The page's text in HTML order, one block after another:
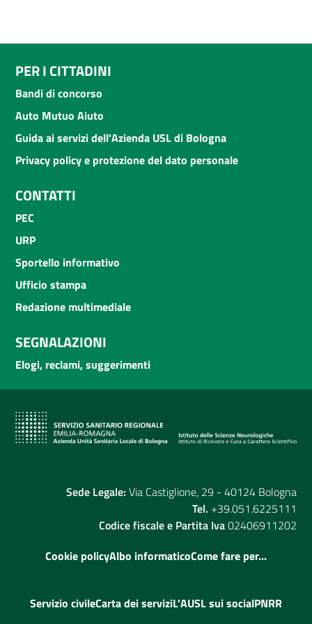
PER I CITTADINI
Bandi di concorso
Auto Mutuo Aiuto
Guida ai servizi dell'Azienda USL di Bologna
Privacy policy e protezione del dato personale
CONTATTI
PEC
URP
Sportello informativo
Ufficio stampa
Redazione multimediale
SEGNALAZIONI
Elogi, reclami, suggerimenti
Sede Legale: Via Castiglione, 29 - 40124 Bologna
Tel. +39.051.6225111
Codice fiscale e Partita Iva02406911202
Cookie policyAlbo informaticoCome fare per...
Servizio civileCarta dei serviziL'AUSL sui socialPNRR